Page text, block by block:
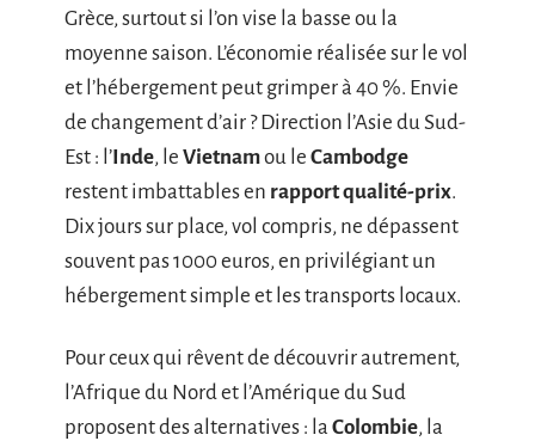
Grèce, surtout si l’on vise la basse ou la
moyenne saison. L’économie réalisée sur le vol
et l’hébergement peut grimper à 40 %. Envie
de changement d’air ? Direction l’Asie du Sud-
Est : l’Inde, le Vietnamou le Cambodge
restent imbattables en rapport qualité-prix.
Dix jours sur place, vol compris, ne dépassent
souvent pas 1000 euros, en privilégiant un
hébergement simple et les transports locaux.
Pour ceux qui rêvent de découvrir autrement,
l’Afrique du Nord et l’Amérique du Sud
proposent des alternatives : la Colombie, la